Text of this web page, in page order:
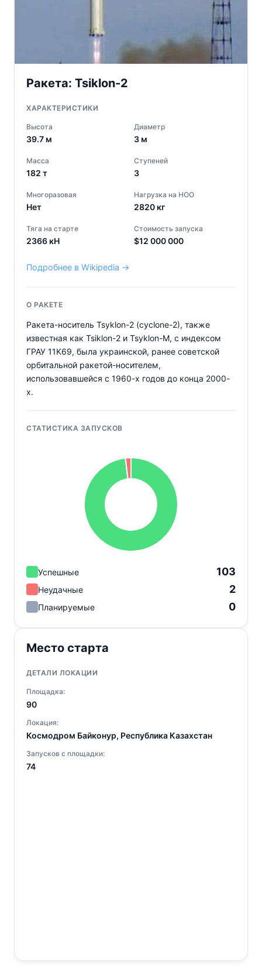
Ракета: Tsiklon-2
ХАРАКТЕРИСТИКИ
Высота
39.7 м
Диаметр
3 м
Масса
182 т
Ступеней
3
Многоразовая
Нет
Нагрузка на НОО
2820 кг
Тяга на старте
2366 кН
Стоимость запуска
$12 000 000
Подробнее в Wikipedia →
О РАКЕТЕ
Ракета-носитель Tsyklon-2 (cyclone-2), также
известная как Tsiklon-2 и Tsyklon-M, с индексом
ГРАУ 11K69, была украинской, ранее советской
орбитальной ракетой-носителем,
использовавшейся с 1960-х годов до конца 2000-
х.
СТАТИСТИКА ЗАПУСКОВ
Успешные 103
Неудачные 2
Планируемые 0
Место старта
ДЕТАЛИ ЛОКАЦИИ
Площадка:
90
Локация:
Космодром Байконур, Республика Казахстан
Запусков с площадки:
74